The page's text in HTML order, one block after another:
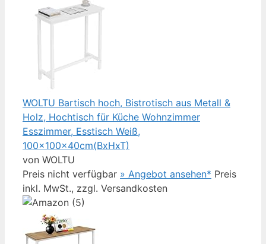
WOLTU Bartisch hoch, Bistrotisch aus Metall &
Holz, Hochtisch für Küche Wohnzimmer
Esszimmer, Esstisch Weiß,
100x100x40cm(BxHxT)
von WOLTU
Preis nicht verfügbar » Angebot ansehen* Preis
inkl. MwSt., zzgl. Versandkosten